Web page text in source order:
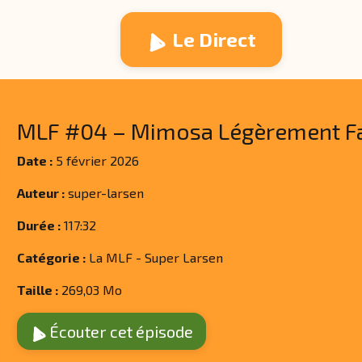
Le Direct
MLF #04 – Mimosa Légèrement
Date : 5 février 2026
Auteur : super-larsen
Durée : 117:32
Catégorie : La MLF - Super Larsen
Taille : 269,03 Mo
Écouter cet épisode